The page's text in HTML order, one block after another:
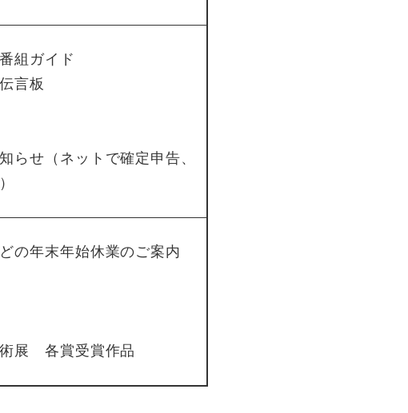
組ガイド
言板
らせ（ネットで確定申告、
の年末年始休業のご案内
展 各賞受賞作品